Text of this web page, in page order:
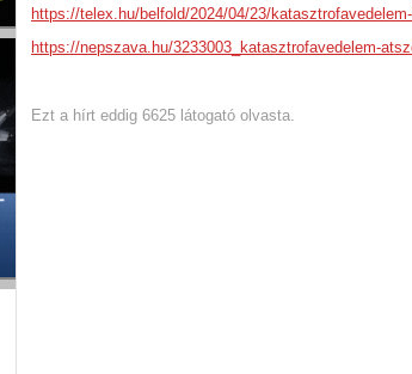
https://telex.hu/belfold/2024/04/23/
https://nepszava.hu/3233003_katasztrofavedelem-
Ezt a hírt eddig 6625 látogató olvasta.